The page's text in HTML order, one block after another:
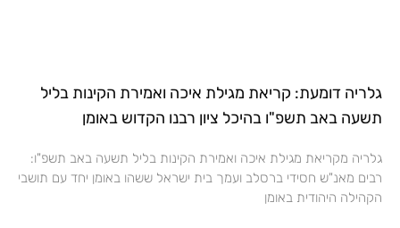
גלריה דומעת: קריאת מגילת איכה ואמירת הקינות בליל
תשעה באב תשפ"ו בהיכל ציון רבנו הקדוש באומן
גלריה מקריאת מגילת איכה ואמירת הקינות בליל תשעה באב תשפ"ו:
רבים מאנ"ש חסידי ברסלב ועמך בית ישראל ששהו באומן יחד עם תושבי
הקהילה היהודית באומן